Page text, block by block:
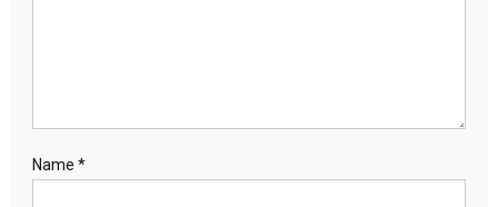
Name *